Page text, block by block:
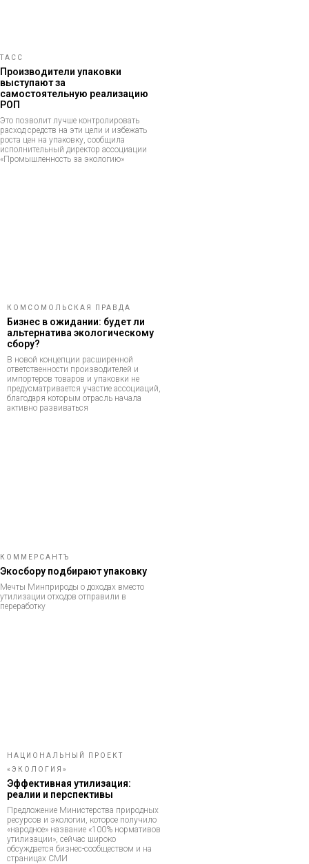
ТАСС
Производители упаковки
выступают за
самостоятельную реализацию
РОП
Это позволит лучше контролировать
расход средств на эти цели и избежать
роста цен на упаковку, сообщила
исполнительный директор ассоциации
«Промышленность за экологию»
КОМСОМОЛЬСКАЯ ПРАВДА
Бизнес в ожидании: будет ли
альтернатива экологическому
сбору?
В новой концепции расширенной
ответственности производителей и
импортеров товаров и упаковки не
предусматривается участие ассоциаций,
благодаря которым отрасль начала
активно развиваться
КОММЕРСАНТЪ
Экосбору подбирают упаковку
Мечты Минприроды о доходах вместо
утилизации отходов отправили в
переработку
НАЦИОНАЛЬНЫЙ ПРОЕКТ
«ЭКОЛОГИЯ»
Эффективная утилизация:
реалии и перспективы
Предложение Министерства природных
ресурсов и экологии, которое получило
«народное» название «100% нормативов
утилизации», сейчас широко
обсуждается бизнес-сообществом и на
страницах СМИ